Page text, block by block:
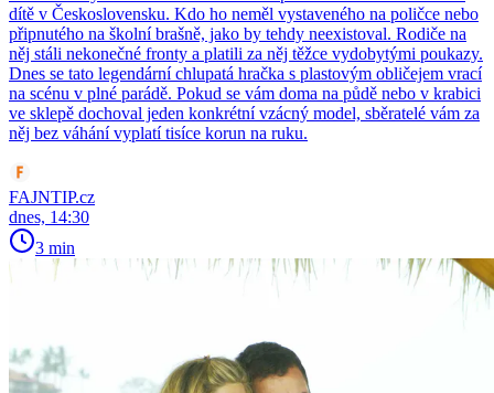
dítě v Československu. Kdo ho neměl vystaveného na poličce nebo
připnutého na školní brašně, jako by tehdy neexistoval. Rodiče na
něj stáli nekonečné fronty a platili za něj těžce vydobytými poukazy.
Dnes se tato legendární chlupatá hračka s plastovým obličejem vrací
na scénu v plné parádě. Pokud se vám doma na půdě nebo v krabici
ve sklepě dochoval jeden konkrétní vzácný model, sběratelé vám za
něj bez váhání vyplatí tisíce korun na ruku.
FAJNTIP.cz
dnes, 14:30
3 min